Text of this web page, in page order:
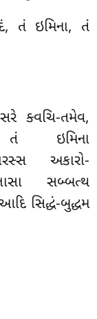
ઇમિના, તં
ક્વચિ-તમેવ,
તં ઇમિના
અકારો-
સબ્બત્થ
સિદ્ધં-બુદ્ધમ